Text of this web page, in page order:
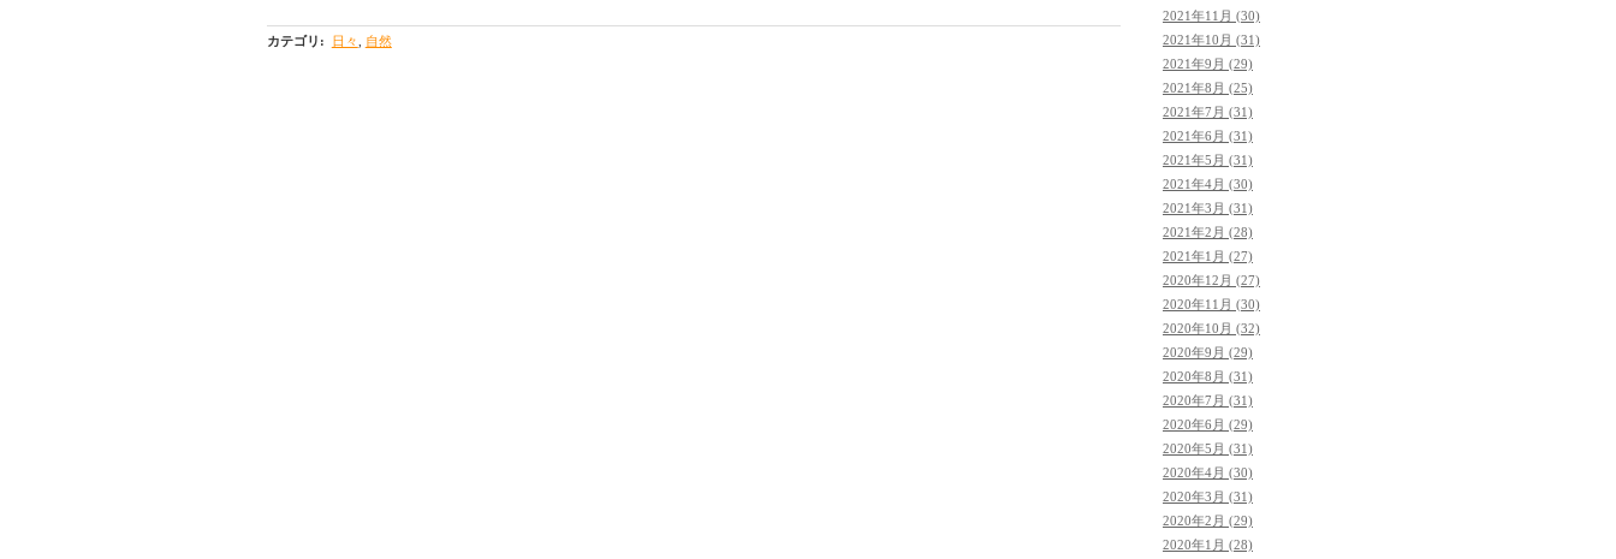
カテゴリ : 日々, 自然
2021年11月 (30)
2021年10月 (31)
2021年9月 (29)
2021年8月 (25)
2021年7月 (31)
2021年6月 (31)
2021年5月 (31)
2021年4月 (30)
2021年3月 (31)
2021年2月 (28)
2021年1月 (27)
2020年12月 (27)
2020年11月 (30)
2020年10月 (32)
2020年9月 (29)
2020年8月 (31)
2020年7月 (31)
2020年6月 (29)
2020年5月 (31)
2020年4月 (30)
2020年3月 (31)
2020年2月 (29)
2020年1月 (28)